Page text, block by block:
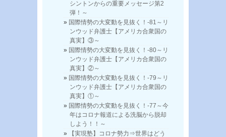
シントンからの重要メッセージ第2
弾！～
国際情勢の大変動を見抜く！-81～リ
ンウッド弁護士【アメリカ合衆国の
真実】③～
国際情勢の大変動を見抜く！-80～リ
ンウッド弁護士【アメリカ合衆国の
真実】②～
国際情勢の大変動を見抜く！-79～リ
ンウッド弁護士【アメリカ合衆国の
真実】①～
国際情勢の大変動を見抜く！-77～今
年はコロナ報道による洗脳から脱却
しよう！！～
【実現塾】コロナ勢力⇒世界はどう